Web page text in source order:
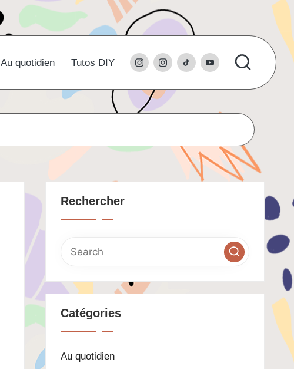
Au quotidien Tutos DIY instagraml’instagram
studio
tiktok youtube
Rechercher
Catégories
Au quotidien